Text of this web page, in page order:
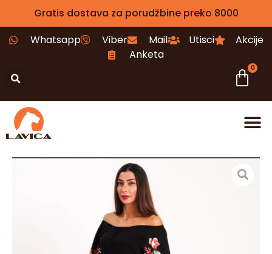
Gratis dostava za porudžbine preko 8000
Whatsapp
Viber Mail Utisci
Akcije
Anketa
0